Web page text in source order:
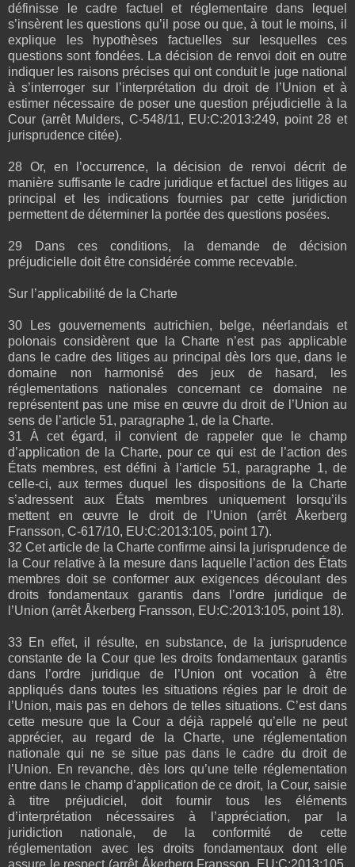
définisse le cadre factuel et réglementaire dans lequel
s’insèrent les questions qu’il pose ou que, à tout le moins, il
explique les hypothèses factuelles sur lesquelles ces
questions sont fondées. La décision de renvoi doit en outre
indiquer les raisons précises qui ont conduit le juge national
à s’interroger sur l’interprétation du droit de l’Union et à
estimer nécessaire de poser une question préjudicielle à la
Cour (arrêt Mulders, C‑548/11, EU:C:2013:249, point 28 et
jurisprudence citée).
28 Or, en l’occurrence, la décision de renvoi décrit de
manière suffisante le cadre juridique et factuel des litiges au
principal et les indications fournies par cette juridiction
permettent de déterminer la portée des questions posées.
29 Dans ces conditions, la demande de décision
préjudicielle doit être considérée comme recevable.
Sur l’applicabilité de la Charte
30 Les gouvernements autrichien, belge, néerlandais et
polonais considèrent que la Charte n’est pas applicable
dans le cadre des litiges au principal dès lors que, dans le
domaine non harmonisé des jeux de hasard, les
réglementations nationales concernant ce domaine ne
représentent pas une mise en œuvre du droit de l’Union au
sens de l’article 51, paragraphe 1, de la Charte.
31 À cet égard, il convient de rappeler que le champ
d’application de la Charte, pour ce qui est de l’action des
États membres, est défini à l’article 51, paragraphe 1, de
celle-ci, aux termes duquel les dispositions de la Charte
s’adressent aux États membres uniquement lorsqu’ils
mettent en œuvre le droit de l’Union (arrêt Åkerberg
Fransson, C‑617/10, EU:C:2013:105, point 17).
32 Cet article de la Charte confirme ainsi la jurisprudence de
la Cour relative à la mesure dans laquelle l’action des États
membres doit se conformer aux exigences découlant des
droits fondamentaux garantis dans l’ordre juridique de
l’Union (arrêt Åkerberg Fransson, EU:C:2013:105, point 18).
33 En effet, il résulte, en substance, de la jurisprudence
constante de la Cour que les droits fondamentaux garantis
dans l’ordre juridique de l’Union ont vocation à être
appliqués dans toutes les situations régies par le droit de
l’Union, mais pas en dehors de telles situations. C’est dans
cette mesure que la Cour a déjà rappelé qu’elle ne peut
apprécier, au regard de la Charte, une réglementation
nationale qui ne se situe pas dans le cadre du droit de
l’Union. En revanche, dès lors qu’une telle réglementation
entre dans le champ d’application de ce droit, la Cour, saisie
à titre préjudiciel, doit fournir tous les éléments
d’interprétation nécessaires à l’appréciation, par la
juridiction nationale, de la conformité de cette
réglementation avec les droits fondamentaux dont elle
assure le respect (arrêt Åkerberg Fransson, EU:C:2013:105,